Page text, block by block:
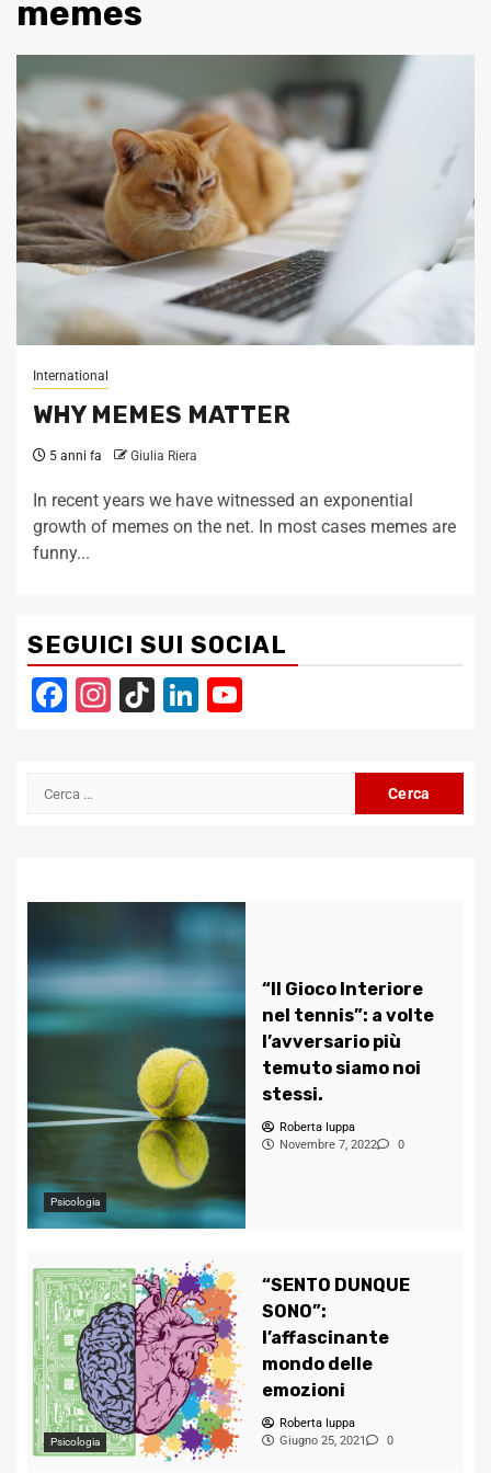
memes
International
WHY MEMES MATTER
5 anni fa Giulia Riera
In recent years we have witnessed an exponential
growth of memes on the net. In most cases memes are
funny...
SEGUICI SUI SOCIAL
Facebook
Instagram
TikTokLinkedIn
Ricerca
Psicologia
“Il Gioco Interiore
nel tennis”: a volte
l’avversario più
temuto siamo noi
stessi.
Roberta Iuppa
Novembre 7, 2022
0
Psicologia
“SENTO DUNQUE
SONO”:
l’affascinante
mondo delle
emozioni
Roberta Iuppa
Giugno 25, 2021
0